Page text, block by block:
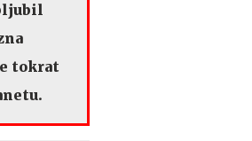
tokrat